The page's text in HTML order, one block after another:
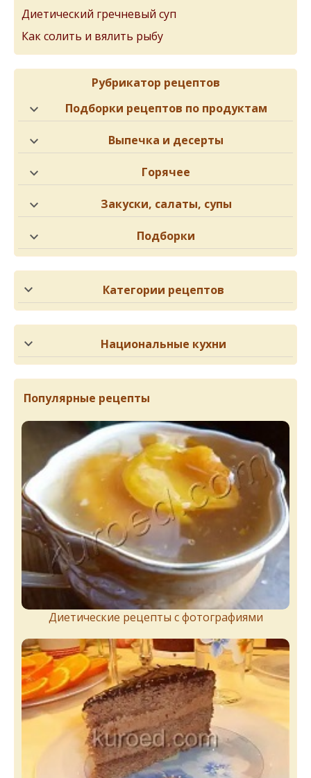
Диетический гречневый суп
Как солить и вялить рыбу
Рубрикатор рецептов
Подборки рецептов по продуктам
Выпечка и десерты
Горячее
Закуски, салаты, супы
Подборки
Категории рецептов
Национальные кухни
Популярные рецепты
Диетические рецепты с фотографиями